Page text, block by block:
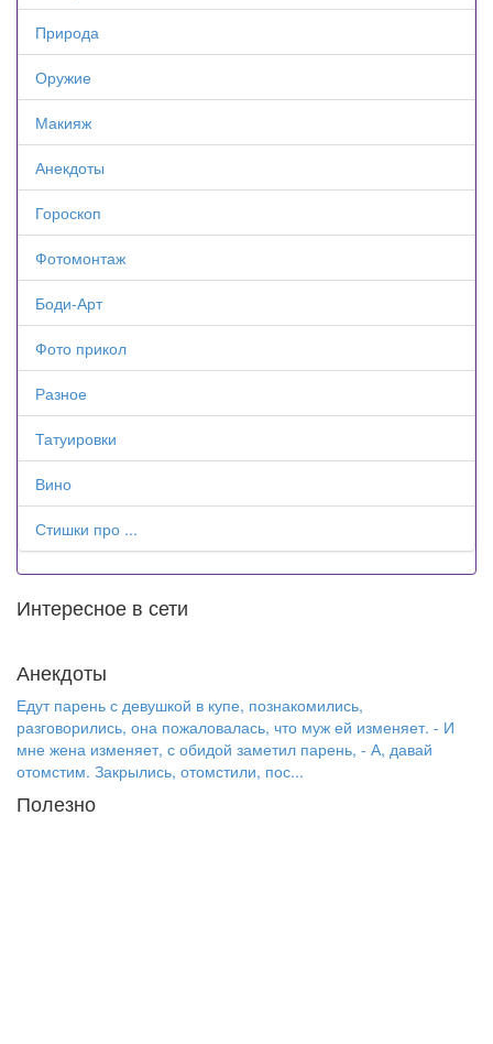
Природа
Оружие
Макияж
Анекдоты
Гороскоп
Фотомонтаж
Боди-Арт
Фото прикол
Разное
Татуировки
Вино
Стишки про ...
Интересное в сети
Анекдоты
Едут парень с девушкой в купе, познакомились,
разговорились, она пожаловалась, что муж ей изменяет. - И
мне жена изменяет, с обидой заметил парень, - А, давай
отомстим. Закрылись, отомстили, пос...
Полезно